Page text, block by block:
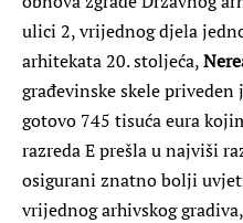
ulici 2, vrijednog djela
arhitekata 20. stoljeća,
građevinske skele
gotovo 745 tisuća eura
razreda E prešla u najviši
osigurani znatno bolji
vrijednog arhivskog